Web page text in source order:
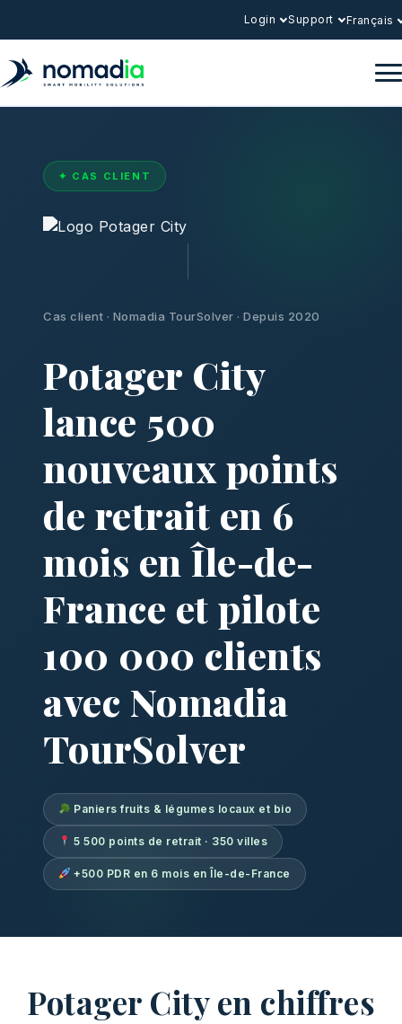
Login Support Français
✦ CAS CLIENT
Cas client · Nomadia TourSolver · Depuis 2020
Potager City
lance 500
nouveaux points
de retrait en 6
mois en Île-de-
France et pilote
100 000 clients
avec Nomadia
TourSolver
Paniers fruits & légumes locaux et bio
5 500 points de retrait · 350 villes
+500 PDR en 6 mois en Île-de-France
Potager City en chiffres